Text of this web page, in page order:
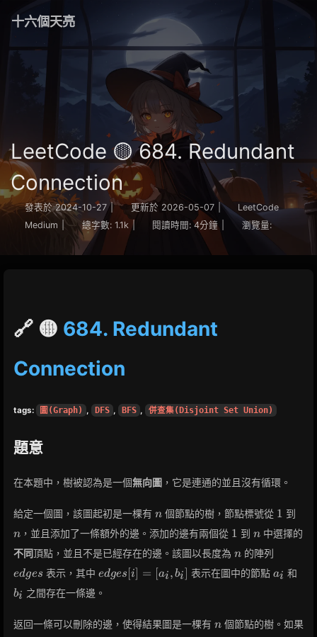
十六個天亮
LeetCode 🟡 684. Redundant
Connection
發表於 2024-10-27 | 更新於 2026-05-07
LeetCode
Medium
總字數: 1.1k | 閱讀時間: 4分鐘 瀏覽量:
🔗 🟡 684. Redundant
Connection
tags: 圖(Graph) , DFS , BFS , 併查集(Disjoint Set Union)
題意
在本題中，樹被認為是一個無向圖 ，它是連通的並且沒有循環。
給定一個圖，該圖起初是一棵有 n
n 個節點的樹，節點標號從 1
1 到
n ，並且添加了一條額外的邊。添加的邊有兩個從 1
1 到 n
n 中選擇的
不同頂點，並且不是已經存在的邊。該圖以長度為 n
n 的陣列
edges 表示，其中 edges[i]
= [a_i,
b_i]
edges [i = ai, bi 表示在圖中的節點a_i
ai 和
bi 之間存在一條邊。
返回一條可以刪除的邊，使得結果圖是一棵有 n
n 個節點的樹。如果